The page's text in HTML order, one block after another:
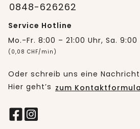
0848-626262
Service Hotline
Mo.-Fr. 8:00 – 21:00 Uhr, Sa. 9:00
(0,08 CHF/min)
Oder schreib uns eine
Hier geht’s zum